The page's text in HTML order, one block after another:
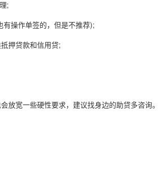
;
操作单签的，但是不推荐);
押贷款和信用贷;
宽一些硬性要求，建议找身边的助贷多咨询。